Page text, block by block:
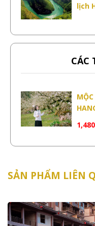
lịch
CÁC
SẢN PHẨM LIÊN